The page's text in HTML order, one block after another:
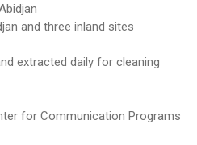
and three inland sites
extracted daily for cleaning
for Communication Programs